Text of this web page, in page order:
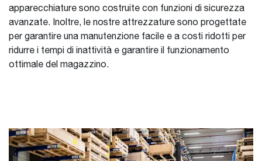
apparecchiature sono costruite con funzioni di sicurezza
avanzate. Inoltre, le nostre attrezzature sono progettate
per garantire una manutenzione facile e a costi ridotti per
ridurre i tempi di inattività e garantire il funzionamento
ottimale del magazzino.